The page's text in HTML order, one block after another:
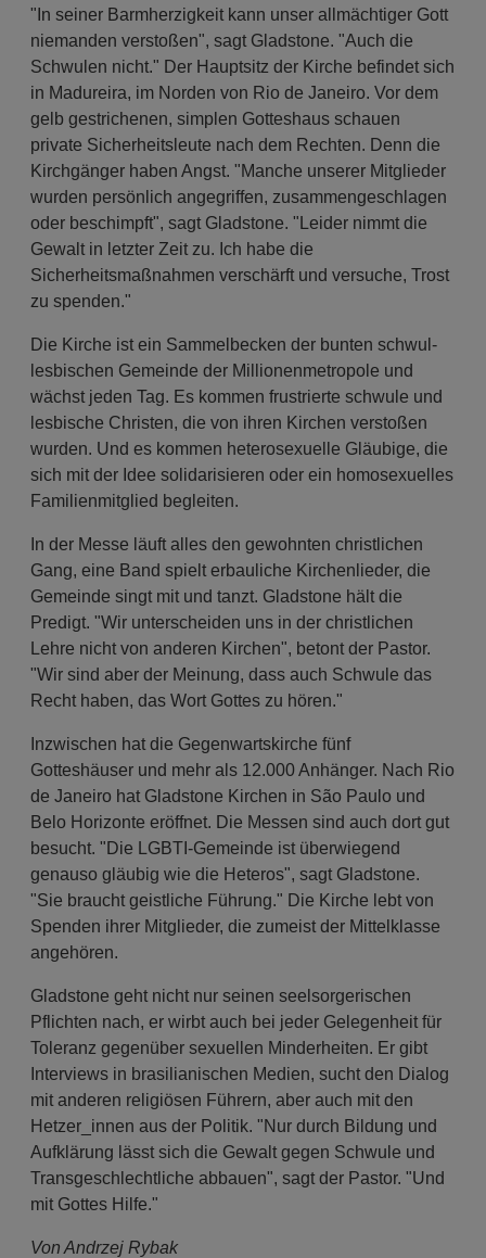
"In seiner Barmherzigkeit kann unser allmächtiger Gott
niemanden verstoßen", sagt Gladstone. "Auch die
Schwulen nicht." Der Hauptsitz der Kirche befindet sich
in Madureira, im Norden von Rio de Janeiro. Vor dem
gelb gestrichenen, simplen Gotteshaus schauen
private Sicherheitsleute nach dem Rechten. Denn die
Kirchgänger haben Angst. "Manche unserer Mitglieder
wurden persönlich angegriffen, zusammengeschlagen
oder beschimpft", sagt Gladstone. "Leider nimmt die
Gewalt in letzter Zeit zu. Ich habe die
Sicherheitsmaßnahmen verschärft und versuche, Trost
zu spenden."
Die Kirche ist ein Sammelbecken der bunten schwul-
lesbischen Gemeinde der Millionenmetropole und
wächst jeden Tag. Es kommen frustrierte schwule und
lesbische Christen, die von ihren Kirchen verstoßen
wurden. Und es kommen heterosexuelle Gläubige, die
sich mit der Idee solidarisieren oder ein homosexuelles
Familienmitglied begleiten.
In der Messe läuft alles den gewohnten christlichen
Gang, eine Band spielt erbauliche Kirchenlieder, die
Gemeinde singt mit und tanzt. Gladstone hält die
Predigt. "Wir unterscheiden uns in der christlichen
Lehre nicht von anderen Kirchen", betont der Pastor.
"Wir sind aber der Meinung, dass auch Schwule das
Recht haben, das Wort Gottes zu hören."
Inzwischen hat die Gegenwartskirche fünf
Gotteshäuser und mehr als 12.000 Anhänger. Nach Rio
de Janeiro hat Gladstone Kirchen in São Paulo und
Belo Horizonte eröffnet. Die Messen sind auch dort gut
besucht. "Die LGBTI-Gemeinde ist überwiegend
genauso gläubig wie die Heteros", sagt Gladstone.
"Sie braucht geistliche Führung." Die Kirche lebt von
Spenden ihrer Mitglieder, die zumeist der Mittelklasse
angehören.
Gladstone geht nicht nur seinen seelsorgerischen
Pflichten nach, er wirbt auch bei jeder Gelegenheit für
Toleranz gegenüber sexuellen Minderheiten. Er gibt
Interviews in brasilianischen Medien, sucht den Dialog
mit anderen religiösen Führern, aber auch mit den
Hetzer_innen aus der Politik. "Nur durch Bildung und
Aufklärung lässt sich die Gewalt gegen Schwule und
Transgeschlechtliche abbauen", sagt der Pastor. "Und
mit Gottes Hilfe."
Von Andrzej Rybak